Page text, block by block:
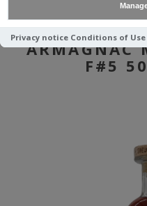
Privacy notice Conditions of Use
SWELL
ARMAGNAC
F#5